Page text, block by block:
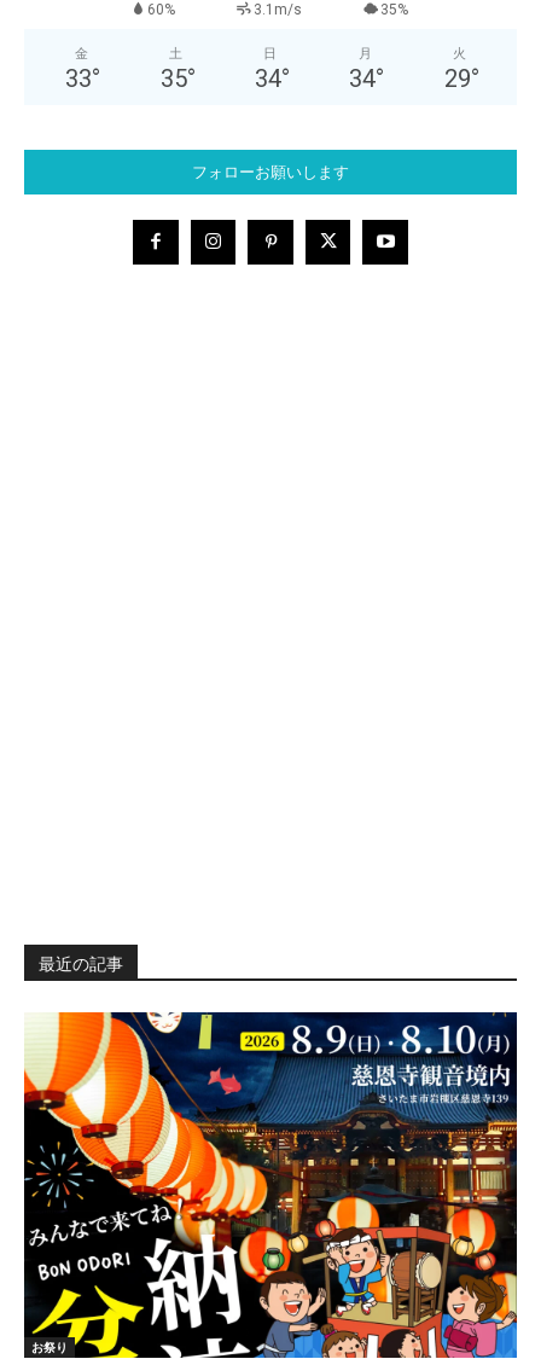
60% 3.1m/s 35%
金
33°
土
35°
日
34°
月
34°
火
29°
フォローお願いします
最近の記事
お祭り